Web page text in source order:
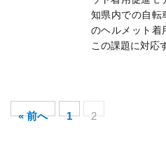
知県内での自転
のヘルメット着
この課題に対応
« 前へ 1 2